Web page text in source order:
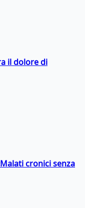
il dolore di
cronici senza